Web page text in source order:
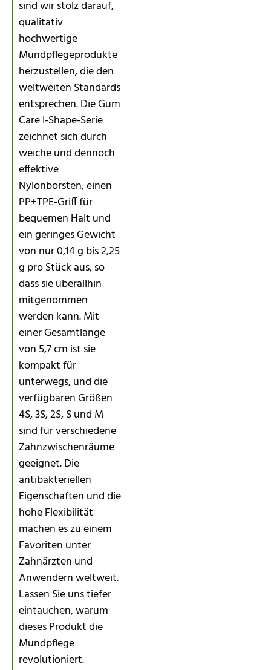
sind wir stolz darauf,
qualitativ
hochwertige
Mundpflegeprodukte
herzustellen, die den
weltweiten Standards
entsprechen. Die Gum
Care I-Shape-Serie
zeichnet sich durch
weiche und dennoch
effektive
Nylonborsten, einen
PP+TPE-Griff für
bequemen Halt und
ein geringes Gewicht
von nur 0,14 g bis 2,25
g pro Stück aus, so
dass sie überallhin
mitgenommen
werden kann. Mit
einer Gesamtlänge
von 5,7 cm ist sie
kompakt für
unterwegs, und die
verfügbaren Größen
4S, 3S, 2S, S und M
sind für verschiedene
Zahnzwischenräume
geeignet. Die
antibakteriellen
Eigenschaften und die
hohe Flexibilität
machen es zu einem
Favoriten unter
Zahnärzten und
Anwendern weltweit.
Lassen Sie uns tiefer
eintauchen, warum
dieses Produkt die
Mundpflege
revolutioniert.